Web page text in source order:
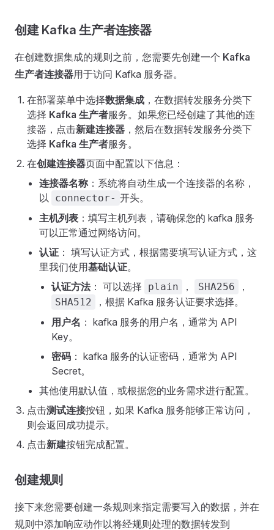
创建 Kafka 生产者连接器
在创建数据集成的规则之前，您需要先创建一个 Kafka
生产者连接器用于访问 Kafka 服务器。
在部署菜单中选择数据集成 ，在数据转发服务分类下
选择 Kafka 生产者服务。如果您已经创建了其他的连
接器，点击新建连接器 ，然后在数据转发服务分类下
选择 Kafka 生产者服务。
在创建连接器页面中配置以下信息：
连接器名称 ：系统将自动生成一个连接器的名称，
以
connector- 开头。
主机列表 ：填写主机列表，请确保您的 kafka 服务
可以正常通过网络访问。
认证 ： 填写认证方式，根据需要填写认证方式，这
里我们使用基础认证。
认证方法： 可以选择 plain ， SHA256 ，
SHA512
，根据 Kafka 服务认证要求选择。
用户名 ： kafka 服务的用户名，通常为 API
Key。
密码 ： kafka 服务的认证密码，通常为 API
Secret。
其他使用默认值，或根据您的业务需求进行配置。
点击测试连接按钮，如果 Kafka 服务能够正常访问，
则会返回成功提示。
点击新建按钮完成配置。
创建规则
接下来您需要创建一条规则来指定需要写入的数据，并在
规则中添加响应动作以将经规则处理的数据转发到